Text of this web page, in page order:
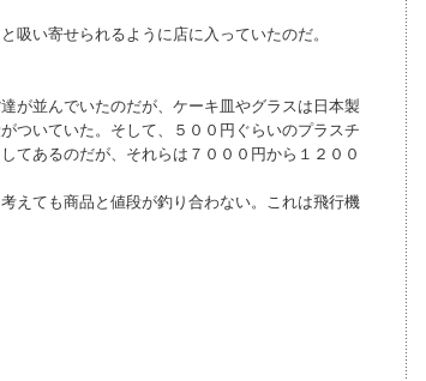
吸い寄せられるように店に入っていたのだ。
が並んでいたのだが、ケーキ皿やグラスは日本製
ついていた。そして、５００円ぐらいのプラスチ
てあるのだが、それらは７０００円から１２００
えても商品と値段が釣り合わない。これは飛行機